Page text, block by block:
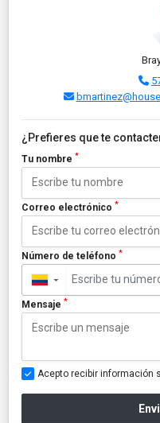
¿Prefieres que te
Tu nombre *
Correo electrónico *
Número de teléfono *
▼
Mensaje *
Acepto recibir información